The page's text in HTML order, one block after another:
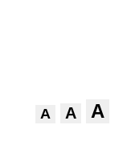
A A A